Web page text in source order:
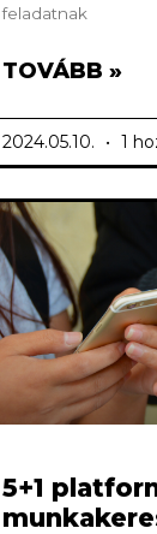
feladatnak
TOVÁBB »
2024.05.10. 1
5+1